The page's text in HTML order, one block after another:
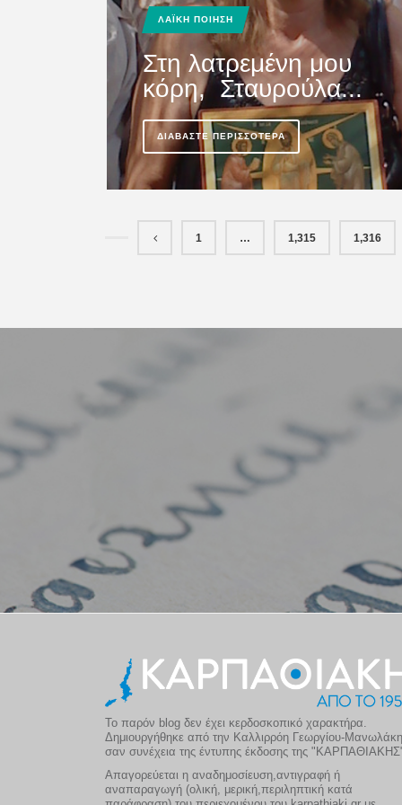
ΔΙΑΒΆΣΤΕ ΠΕΡΙΣΣΌΤΕΡΑ
ΛΑΪΚΗ ΠΟΙΗΣΗ
Στη λατρεμένη μου
κόρη, Σταυρούλα...
ΔΙΑΒΆΣΤΕ ΠΕΡΙΣΣΌΤΕΡΑ
1 … 1,315 1,316
Το παρόν blog δεν έχει κερδοσκοπικό χαρακτήρα.
Δημιουργήθηκε από την Καλλιρρόη Γεωργίου-Μανωλάκη
σαν συνέχεια της έντυπης έκδοσης της
Απαγορεύεται η αναδημοσίευση,αντιγραφή ή
αναπαραγωγή (ολική, μερική,περιληπτική κατά